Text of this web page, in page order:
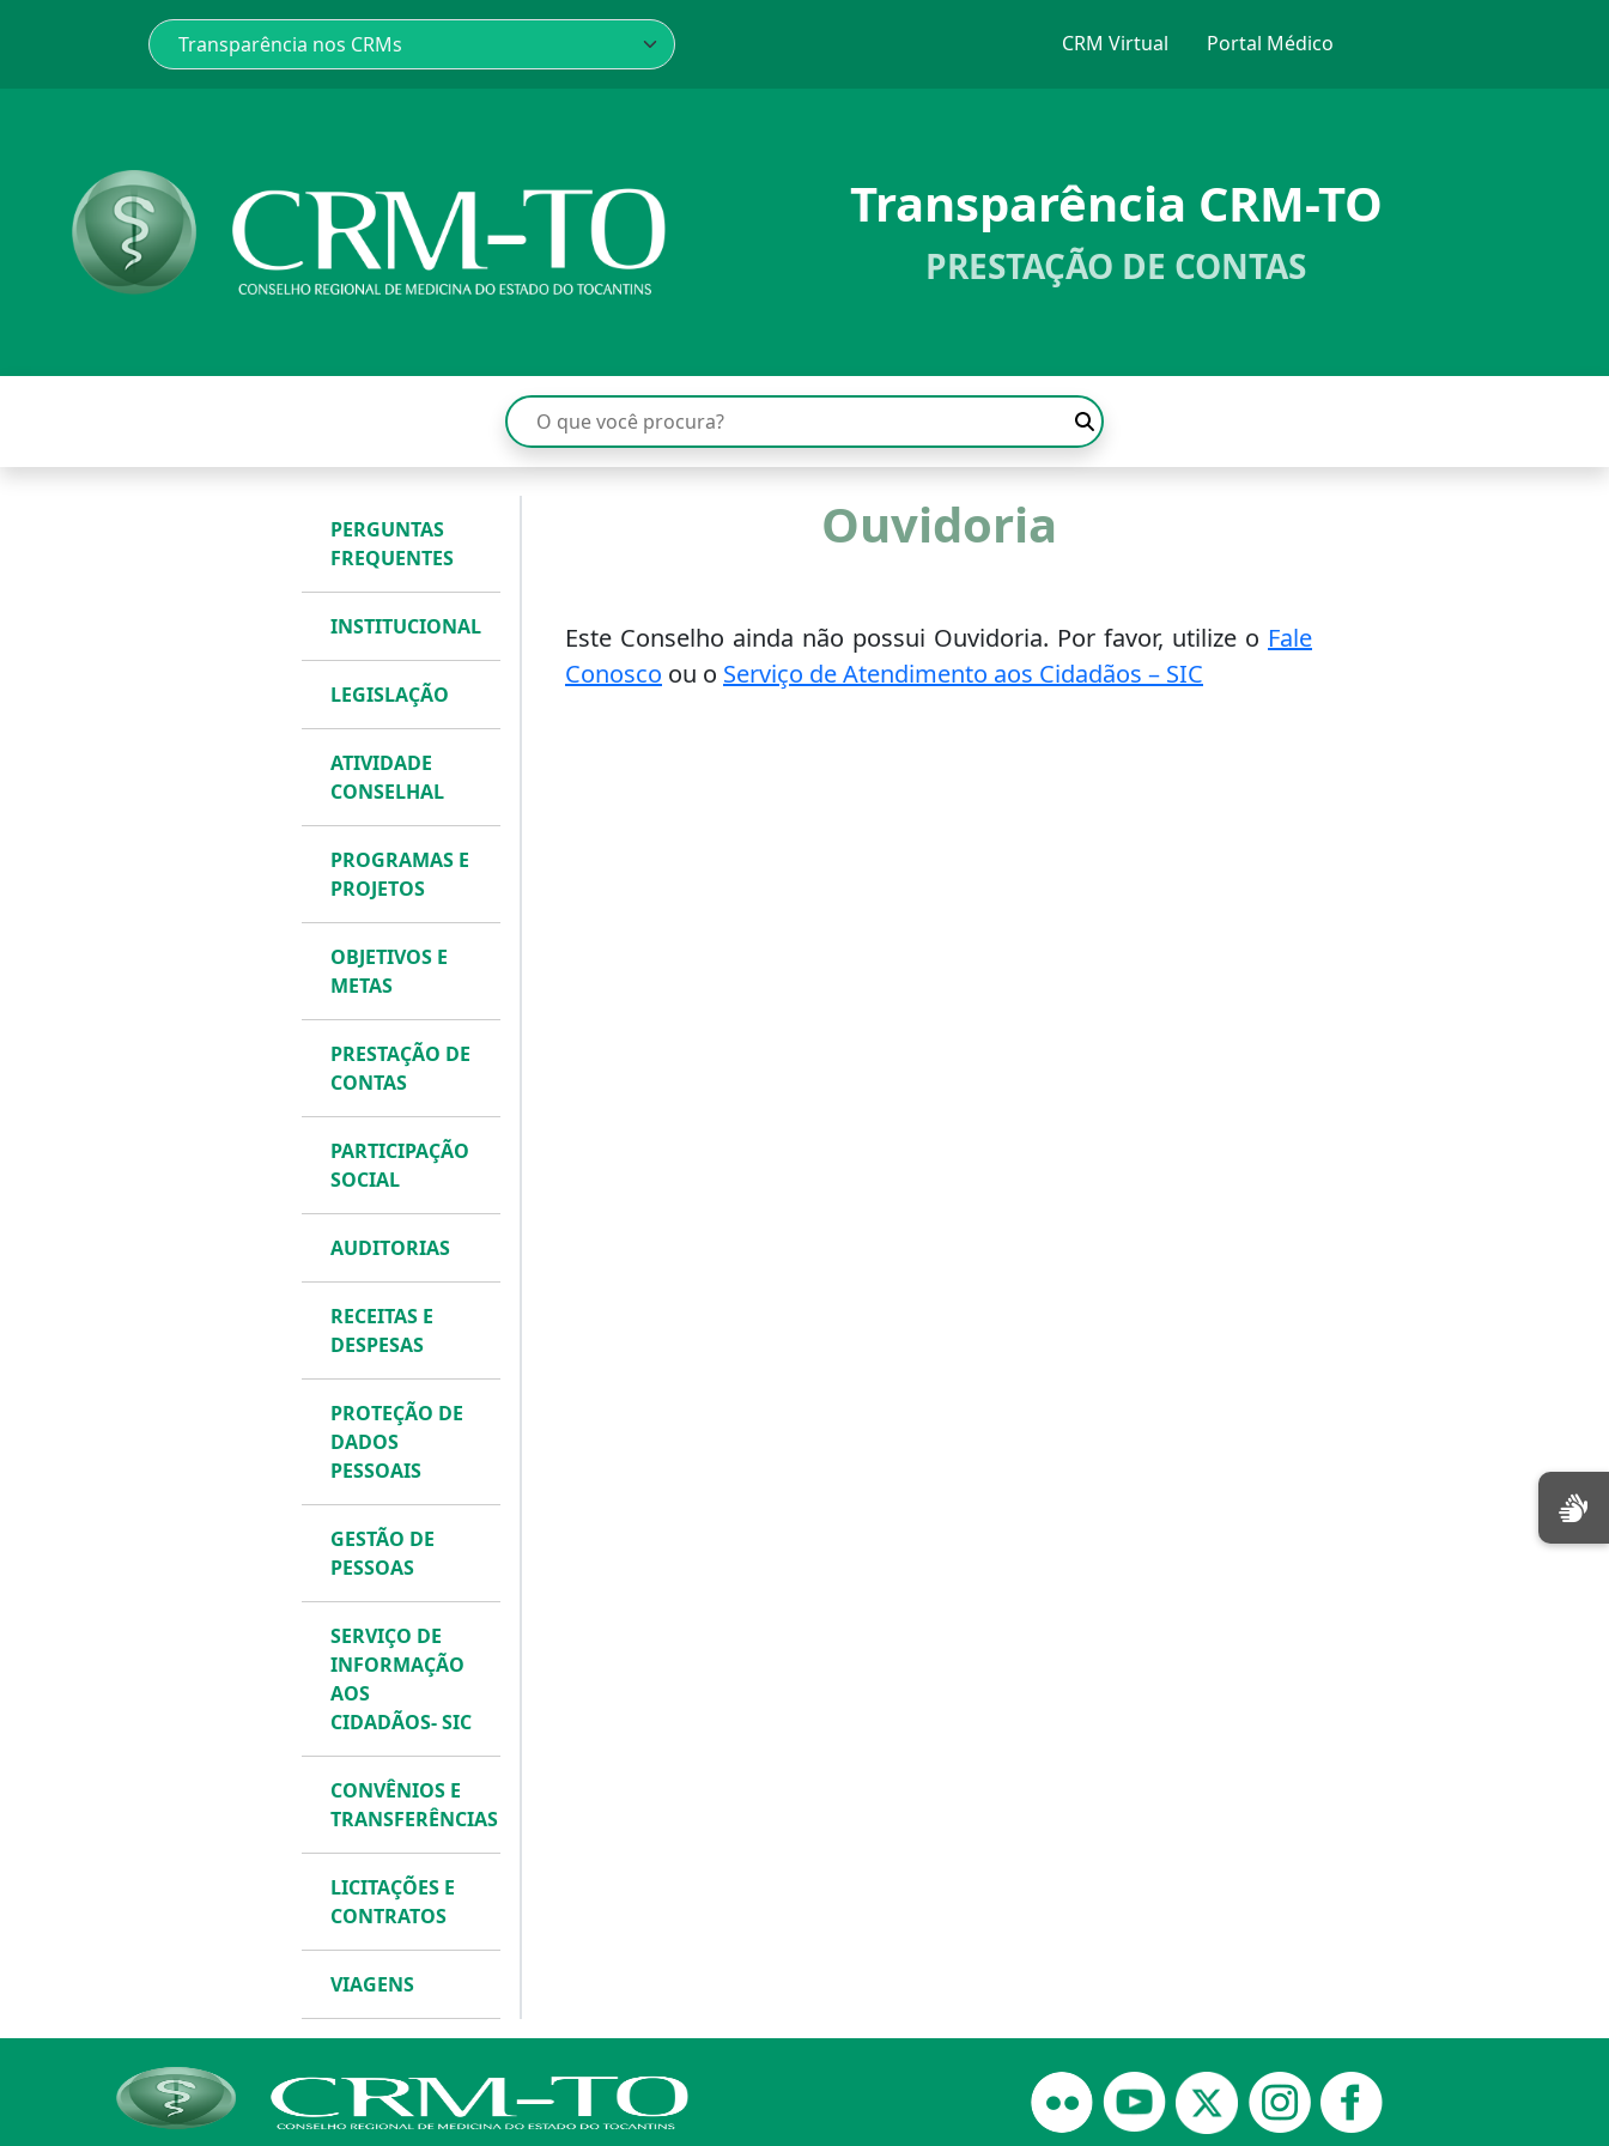
CRM Virtual Portal Médico
Transparência CRM-TO
PRESTAÇÃO DE CONTAS
PERGUNTAS
FREQUENTES
INSTITUCIONAL
LEGISLAÇÃO
ATIVIDADE
CONSELHAL
PROGRAMAS E
PROJETOS
OBJETIVOS E
METAS
PRESTAÇÃO DE
CONTAS
PARTICIPAÇÃO
SOCIAL
AUDITORIAS
RECEITAS E
DESPESAS
PROTEÇÃO DE
DADOS
PESSOAIS
GESTÃO DE
PESSOAS
SERVIÇO DE
INFORMAÇÃO
AOS
CIDADÃOS- SIC
CONVÊNIOS E
TRANSFERÊNCIAS
LICITAÇÕES E
CONTRATOS
VIAGENS
Ouvidoria
Este Conselho ainda não possui Ouvidoria. Por favor, utilize o Fale
Conosco ou o Serviço de Atendimento aos Cidadãos – SIC